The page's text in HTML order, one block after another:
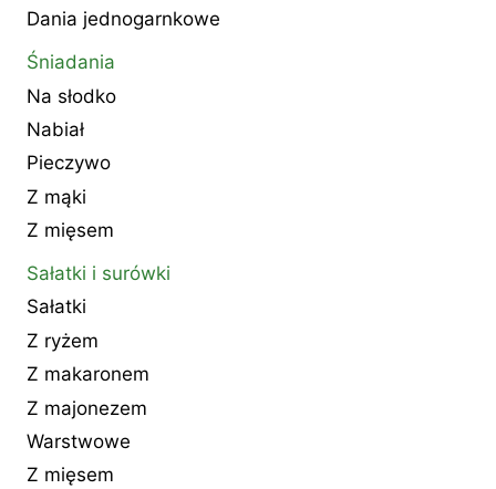
Dania jednogarnkowe
Śniadania
Na słodko
Nabiał
Pieczywo
Z mąki
Z mięsem
Sałatki i surówki
Sałatki
Z ryżem
Z makaronem
Z majonezem
Warstwowe
Z mięsem